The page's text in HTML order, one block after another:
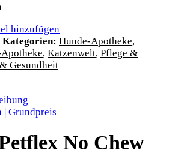
hinzufügen
Kategorien: Hunde-Apotheke,
, Katzenwelt, Pflege &
Gesundheit
Grundpreis
No Chew